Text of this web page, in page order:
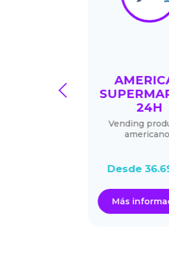
24H
Vending
americanos
Desde
Más
prev